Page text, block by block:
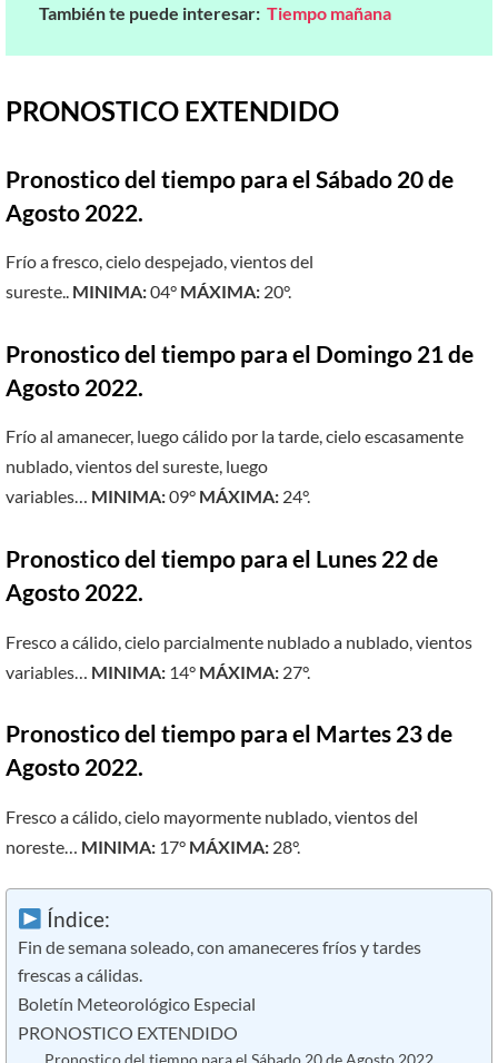
También te puede interesar: Tiempo mañana
PRONOSTICO EXTENDIDO
Pronostico del tiempo para el Sábado 20 de
Agosto 2022.
Frío a fresco, cielo despejado, vientos del
sureste.. MINIMA:04° MÁXIMA: 20°.
Pronostico del tiempo para el Domingo 21 de
Agosto 2022.
Frío al amanecer, luego cálido por la tarde, cielo escasamente
nublado, vientos del sureste, luego
variables… MINIMA:09° MÁXIMA: 24°.
Pronostico del tiempo para el Lunes 22 de
Agosto 2022.
Fresco a cálido, cielo parcialmente nublado a nublado, vientos
variables… MINIMA: 14° MÁXIMA: 27°.
Pronostico del tiempo para el Martes 23 de
Agosto 2022.
Fresco a cálido, cielo mayormente nublado, vientos del
noreste… MINIMA: 17° MÁXIMA: 28°.
Índice:
Fin de semana soleado, con amaneceres frí­os y tardes
frescas a cálidas.
Boletín Meteorológico Especial
PRONOSTICO EXTENDIDO